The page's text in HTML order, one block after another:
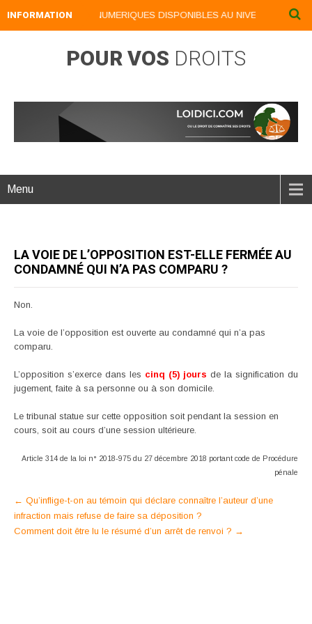
INFORMATION
NOS LIVRES NUMERIQUES DISPONIBLES AU NIVEAU DU
POUR VOS DROITS
Menu
LA VOIE DE L’OPPOSITION EST-ELLE FERMÉE AU
CONDAMNÉ QUI N’A PAS COMPARU ?
Non.
La voie de l’opposition est ouverte au condamné qui n’a pas
comparu.
L’opposition s’exerce dans les cinq (5) jours de la signification du
jugement, faite à sa personne ou à son domicile.
Le tribunal statue sur cette opposition soit pendant la session en
cours, soit au cours d’une session ultérieure.
Article 314 de la loi n° 2018-975 du 27 décembre 2018 portant code de Procédure
pénale
Post
navigation
← Qu’inflige-t-on au témoin qui déclare connaître l’auteur d’une
infraction mais refuse de faire sa déposition ?
Comment doit être lu le résumé d’un arrêt de renvoi ? →